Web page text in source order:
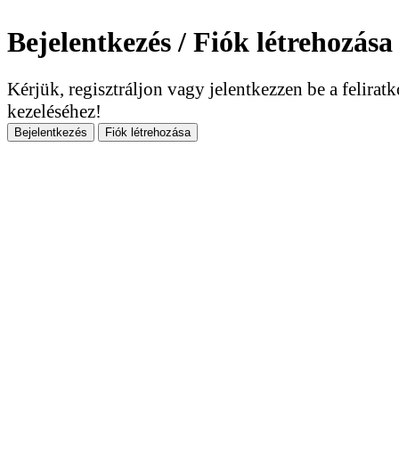
Bejelentkezés / Fiók létrehozása
Kérjük, regisztráljon vagy jelentkezzen be a
kezeléséhez!
Bejelentkezés Fiók létrehozása